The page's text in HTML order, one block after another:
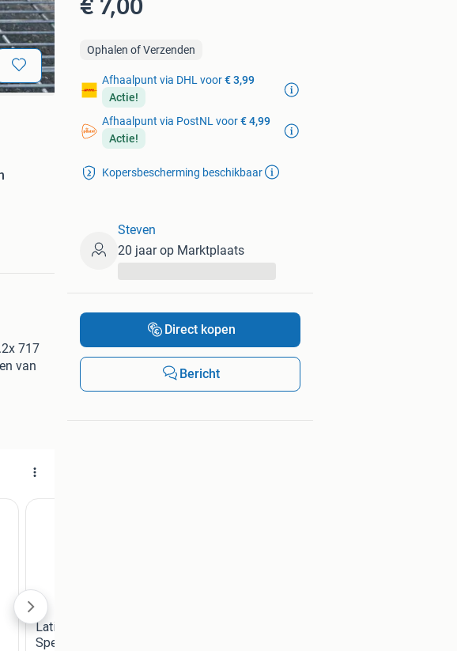
717
van
Ophalen of Verzenden
Afhaalpunt via DHL voor€ 3,99
Actie!
Afhaalpunt via PostNL voor€ 4,99
Actie!
Kopersbescherming beschikbaar
Steven
20 jaar op Marktplaats
Direct kopen
Bericht